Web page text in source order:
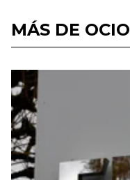
MÁS DE OCIO